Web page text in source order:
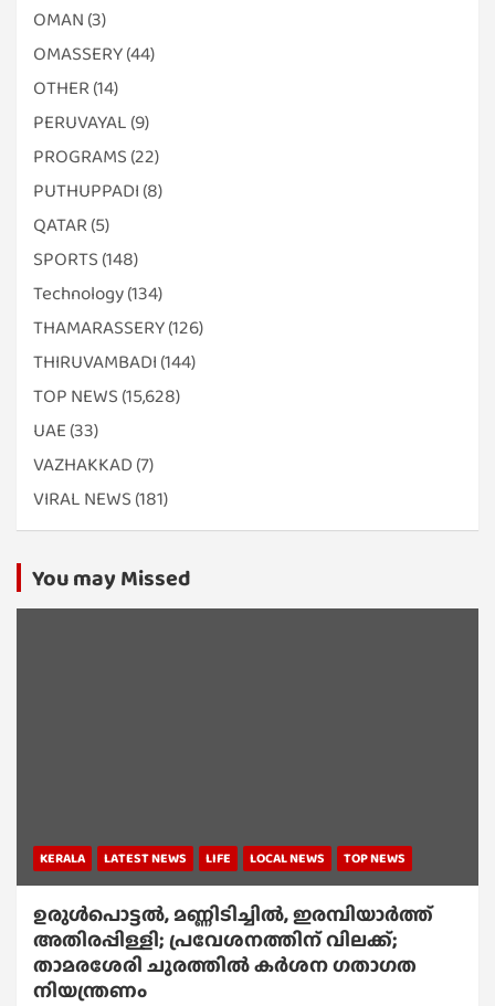
OMAN (3)
OMASSERY(44)
OTHER (14)
PERUVAYAL (9)
PROGRAMS (22)
PUTHUPPADI (8)
QATAR (5)
SPORTS (148)
Technology(134)
THAMARASSERY(126)
THIRUVAMBADI (144)
TOP NEWS (15,628)
UAE (33)
VAZHAKKAD(7)
VIRAL NEWS (181)
You may Missed
KERALA LATEST NEWS LIFE LOCAL NEWS TOP NEWS
ഉരുൾപൊട്ടൽ, മണ്ണിടിച്ചിൽ, ഇരമ്പിയാര്‍ത്ത്
അതിരപ്പിള്ളി; പ്രവേശനത്തിന് വിലക്ക്;
താമരശേരി ചുരത്തില്‍ കര്‍ശന ഗതാഗത
നിയന്ത്രണം